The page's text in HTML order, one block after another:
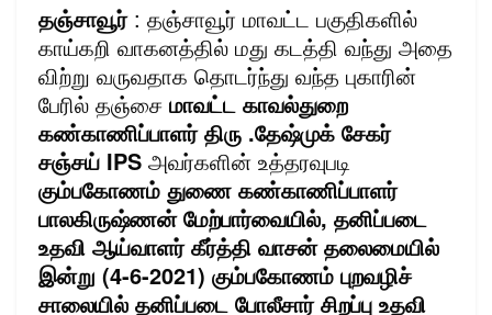
தஞ்சாவூர்: தஞ்சாவூர் மாவட்ட பகுதிகளில்
காய்கறி வாகனத்தில் மது கடத்தி வந்து அதை
விற்று வருவதாக தொடர்ந்து வந்த புகாரின்
பேரில் தஞ்சை மாவட்ட காவல்துறை
கண்காணிப்பாளர் திரு .தேஷ்முக் சேகர்
சஞ்சய் IPS அவர்களின் உத்தரவுபடி
கும்பகோணம் துணை கண்காணிப்பாளர்
பாலகிருஷ்ணன் மேற்பார்வையில், தனிப்படை
உதவி ஆய்வாளர் கீர்த்தி வாசன் தலைமையில்
இன்று (4-6-2021) கும்பகோணம் புறவழிச்
சாலையில் தனிப்படை போலீசார் சிறப்பு உதவி